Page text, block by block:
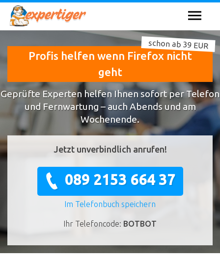
Profis helfen wenn Firefox nicht
geht
schon ab 39 EUR
Geprüfte Experten helfen Ihnen sofort per Telefon
und Fernwartung – auch Abends und am
Wochenende.
Jetzt unverbindlich anrufen!
089 2153 664 37
Im Telefonbuch speichern
Ihr Telefoncode: BOTBOT